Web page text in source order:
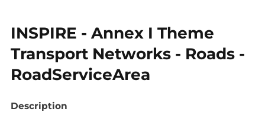
INSPIRE - Annex I Theme
Transport Networks - Roads -
RoadServiceArea
Description